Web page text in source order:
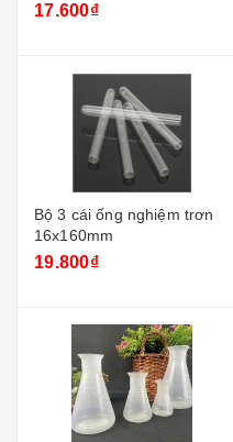
17.600₫
Bộ 3 cái ống nghiệm trơn
16x160mm
19.800₫